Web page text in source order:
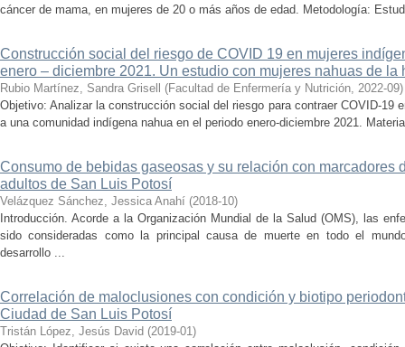
cáncer de mama, en mujeres de 20 o más años de edad. Metodología:
Construcción social del riesgo de COVID 19 en mujeres
enero – diciembre 2021. Un estudio con mujeres nahuas de la
Rubio Martínez, Sandra Grisell (Facultad de Enfermería y Nutrición, 2022-09)
Objetivo: Analizar la construcción social del riesgo para contraer COVID-19
a una comunidad indígena nahua en el periodo enero-diciembre 2021.
Consumo de bebidas gaseosas y su relación con marcadores
adultos de San Luis Potosí
Velázquez Sánchez, Jessica Anahí (2018-10)
Introducción. Acorde a la Organización Mundial de la Salud (OMS), las
sido consideradas como la principal causa de muerte en todo el
desarrollo ...
Correlación de maloclusiones con condición y biotipo
Ciudad de San Luis Potosí
Tristán López, Jesús David (2019-01)